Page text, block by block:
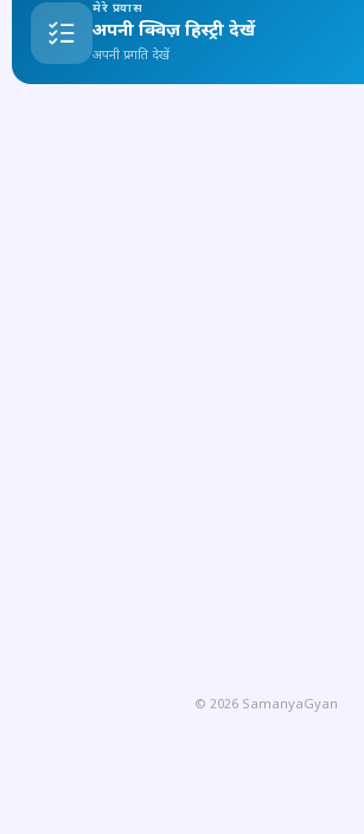
मेरे प्रयास
अपनी क्विज़ हिस्ट्री देखें
अपनी प्रगति देखें
© 2026 SamanyaGyan